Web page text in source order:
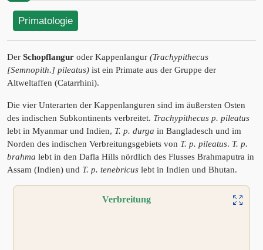
Primatologie
Der Schopflangur oder Kappenlangur (Trachypithecus
[Semnopith.] pileatus) ist ein Primate aus der Gruppe der
Altweltaffen (Catarrhini).
Die vier Unterarten der Kappenlanguren sind im äußersten Osten
des indischen Subkontinents verbreitet. Trachypithecus p. pileatus
lebt in Myanmar und Indien, T. p. durga in Bangladesch und im
Norden des indischen Verbreitungsgebiets von T. p. pileatus. T. p.
brahma lebt in den Dafla Hills nördlich des Flusses Brahmaputra in
Assam (Indien) und T. p. tenebricus lebt in Indien und Bhutan.
Verbreitung